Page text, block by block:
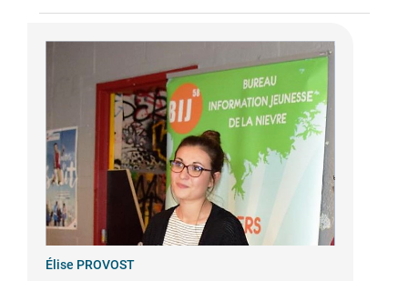
Élise PROVOST